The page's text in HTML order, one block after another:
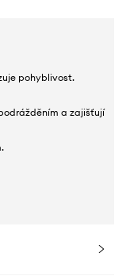
pohyblivost.
a zajišťují